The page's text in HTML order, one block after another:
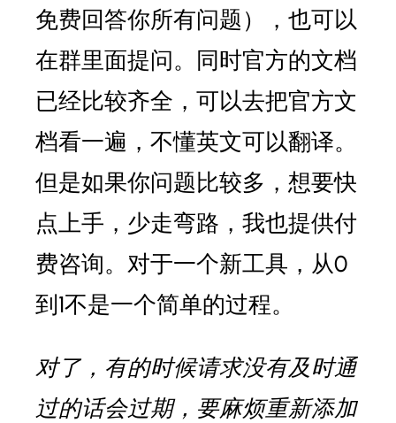
免费回答你所有问题），也可以
在群里面提问。同时官方的文档
已经比较齐全，可以去把官方文
档看一遍，不懂英文可以翻译。
但是如果你问题比较多，想要快
点上手，少走弯路，我也提供付
费咨询。对于一个新工具，从0
到1不是一个简单的过程。
对了，有的时候请求没有及时通
过的话会过期，要麻烦重新添加